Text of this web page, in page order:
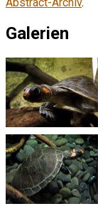
Galerien